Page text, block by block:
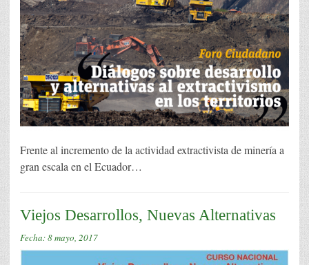
Frente al incremento de la actividad extractivista de minería a
gran escala en el Ecuador…
Viejos Desarrollos, Nuevas Alternativas
Fecha:8 mayo, 2017